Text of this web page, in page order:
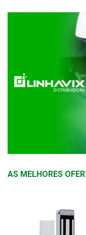
AS MELHORES